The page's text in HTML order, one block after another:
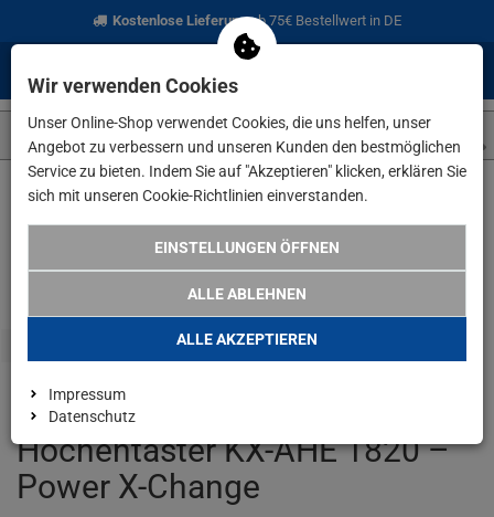
Kostenlose Lieferungab 75€ Bestellwert in DE
Kraftixx by Einhell Akku-
Hochentaster KX-AHE 1820 –
Power X-Change
Wir verwenden Cookies
Unser Online-Shop verwendet Cookies, die uns helfen, unser
Angebot zu verbessern und unseren Kunden den bestmöglichen
Service zu bieten. Indem Sie auf "Akzeptieren" klicken, erklären Sie
sich mit unseren Cookie-Richtlinien einverstanden.
EINSTELLUNGEN ÖFFNEN
ALLE ABLEHNEN
ALLE AKZEPTIEREN
Impressum
Datenschutz